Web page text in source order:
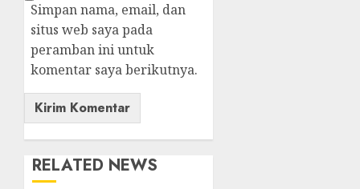
Simpan nama, email, dan
situs web saya pada
peramban ini untuk
komentar saya berikutnya.
RELATED NEWS